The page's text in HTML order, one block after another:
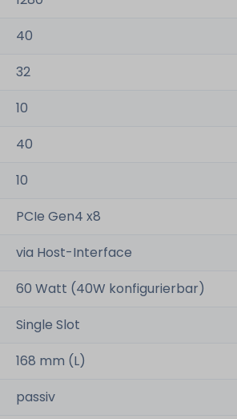
40
32
10
40
10
PCIe Gen4 x8
via Host-Interface
60 Watt (40W konfigurierbar)
Single Slot
168 mm (L)
passiv